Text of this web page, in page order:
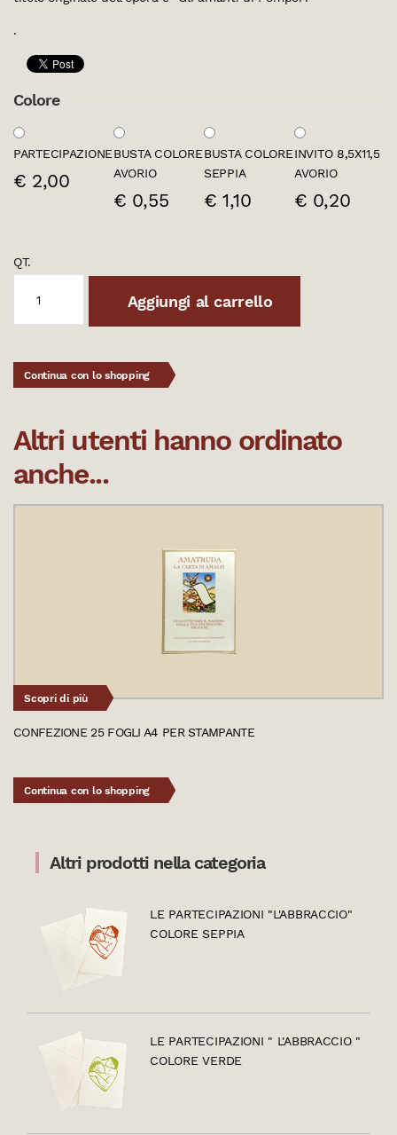
.
Colore
PARTECIPAZIONE
€ 2,00
BUSTA COLORE
AVORIO
€ 0,55
BUSTA COLORE
SEPPIA
€ 1,10
INVITO 8,5X11,5
AVORIO
€ 0,20
QT.
Aggiungi al carrello
Continua con lo shopping
Altri utenti hanno ordinato
anche...
Scopri di più
CONFEZIONE 25 FOGLI A4 PER STAMPANTE
Continua con lo shopping
Altri prodotti nella categoria
LE PARTECIPAZIONI "L'ABBRACCIO"
COLORE SEPPIA
LE PARTECIPAZIONI " L'ABBRACCIO "
COLORE VERDE